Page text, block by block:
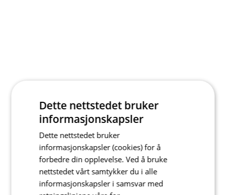
Dette nettstedet bruker
informasjonskapsler
Dette nettstedet bruker
informasjonskapsler (cookies) for å
forbedre din opplevelse. Ved å bruke
nettstedet vårt samtykker du i alle
informasjonskapsler i samsvar med